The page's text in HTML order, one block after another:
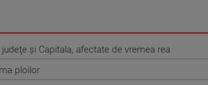
şi Capitala, afectate de vremea rea
ploilor